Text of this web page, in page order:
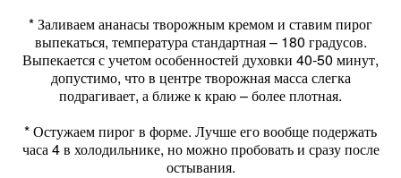
* Заливаем ананасы творожным кремом и ставим пирог
выпекаться, температура стандартная – 180 градусов.
Выпекается с учетом особенностей духовки 40-50 минут,
допустимо, что в центре творожная масса слегка
подрагивает, а ближе к краю – более плотная.
* Остужаем пирог в форме. Лучше его вообще подержать
часа 4 в холодильнике, но можно пробовать и сразу после
остывания.